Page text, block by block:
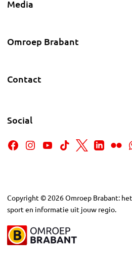
Media
Omroep Brabant
Contact
Social
Copyright © 2026Omroep Brabant:
sport en informatie uit jouw regio.